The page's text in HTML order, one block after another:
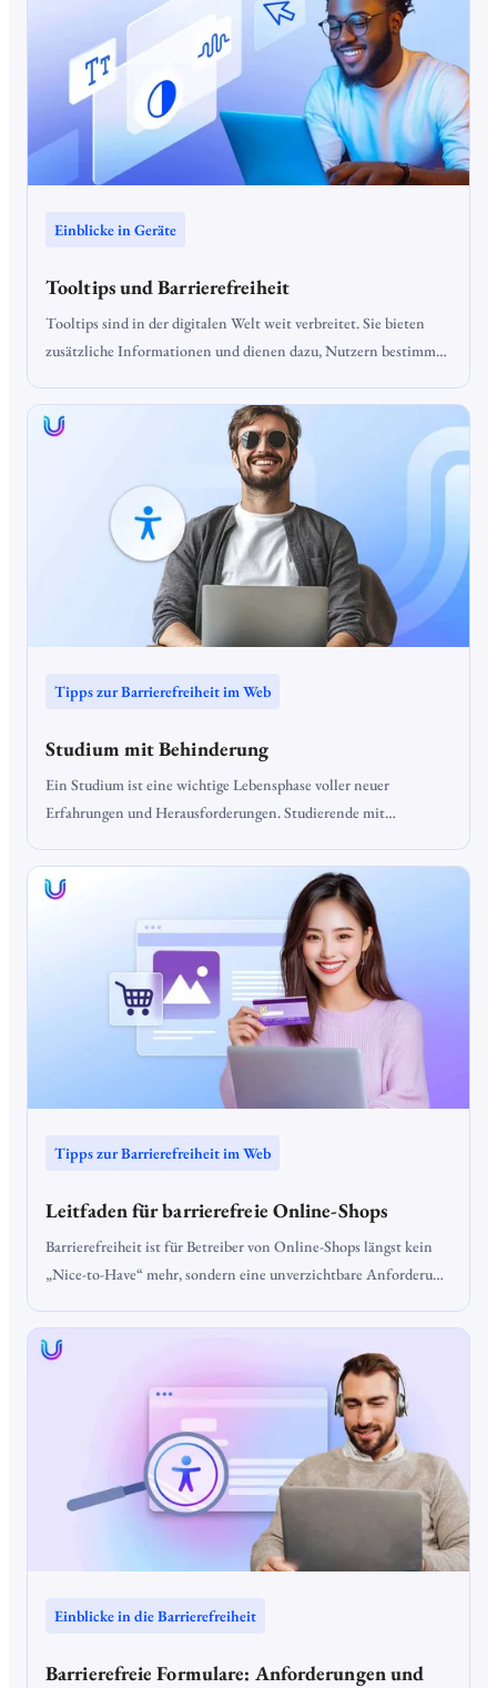
erreichen, sind einige Best Practices zu beachten.
Einblicke in Geräte
Tooltips und Barrierefreiheit
Tooltips sind in der digitalen Welt weit verbreitet. Sie bieten
zusätzliche Informationen und dienen dazu, Nutzern bestimmte
erklären. Obwohl sie oft als nützlich wahrgenommen werden,
können sie auch Barrieren schaffen, insbesondere für Menschen
Tipps zur Barrierefreiheit im Web
Studium mit Behinderung
Ein Studium ist eine wichtige Lebensphase voller neuer
Erfahrungen und Herausforderungen. Studierende mit
vor zusätzlichen Herausforderungen. Laut dem Deutschen
Studentenwerk haben rund 16 % der Studierenden eine
Beeinträchtigung, die das Studium erschwert.
Tipps zur Barrierefreiheit im Web
Leitfaden für barrierefreie Online-Shops
Barrierefreiheit ist für Betreiber von Online-Shops längst kein
„Nice-to-Have“ mehr, sondern eine unverzichtbare Anforderung
potenziellen Kunden zu erreichen. Ein barrierefreier Online-
Shop sorgt dafür, dass Menschen mit Behinderungen unabhängig
und ohne fremde Hilfe online einkaufen können. Angesichts
Barrierefreiheitsstärkungsgesetz (BFSG), das ab Juni 2025 greift,
wird Barrierefreiheit zur Pflicht.
Einblicke in die Barrierefreiheit
Barrierefreie Formulare: Anforderungen und